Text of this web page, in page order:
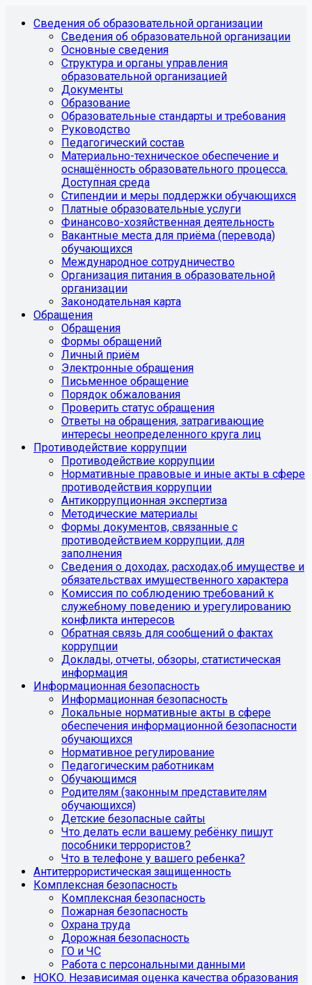
Сведения об образовательной организации
Сведения об образовательной организации
Основные сведения
Структура и органы управления
образовательной организацией
Документы
Образование
Образовательные стандарты и требования
Руководство
Педагогический состав
Материально-техническое обеспечение и
оснащённость образовательного процесса.
Доступная среда
Стипендии и меры поддержки обучающихся
Платные образовательные услуги
Финансово-хозяйственная деятельность
Вакантные места для приёма (перевода)
обучающихся
Международное сотрудничество
Организация питания в образовательной
организации
Законодательная карта
Обращения
Обращения
Формы обращений
Личный приём
Электронные обращения
Письменное обращение
Порядок обжалования
Проверить статус обращения
Ответы на обращения, затрагивающие
интересы неопределенного круга лиц
Противодействие коррупции
Противодействие коррупции
Нормативные правовые и иные акты в сфере
противодействия коррупции
Антикоррупционная экспертиза
Методические материалы
Формы документов, связанные с
противодействием коррупции, для
заполнения
Сведения о доходах, расходах,об имуществе и
обязательствах имущественного характера
Комиссия по соблюдению требований к
служебному поведению и урегулированию
конфликта интересов
Обратная связь для сообщений о фактах
коррупции
Доклады, отчеты, обзоры, статистическая
информация
Информационная безопасность
Информационная безопасность
Локальные нормативные акты в сфере
обеспечения информационной безопасности
обучающихся
Нормативное регулирование
Педагогическим работникам
Обучающимся
Родителям (законным представителям
обучающихся)
Детские безопасные сайты
Что делать если вашему ребёнку пишут
пособники террористов?
Что в телефоне у вашего ребенка?
Антитеррористическая защищенность
Комплексная безопасность
Комплексная безопасность
Пожарная безопасность
Охрана труда
Дорожная безопасность
ГО и ЧС
Работа с персональными данными
НОКО. Независимая оценка качества образования